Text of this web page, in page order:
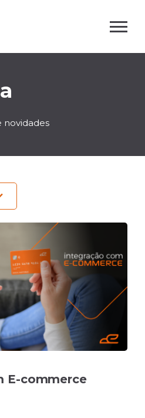
Menu
novidades
E-commerce